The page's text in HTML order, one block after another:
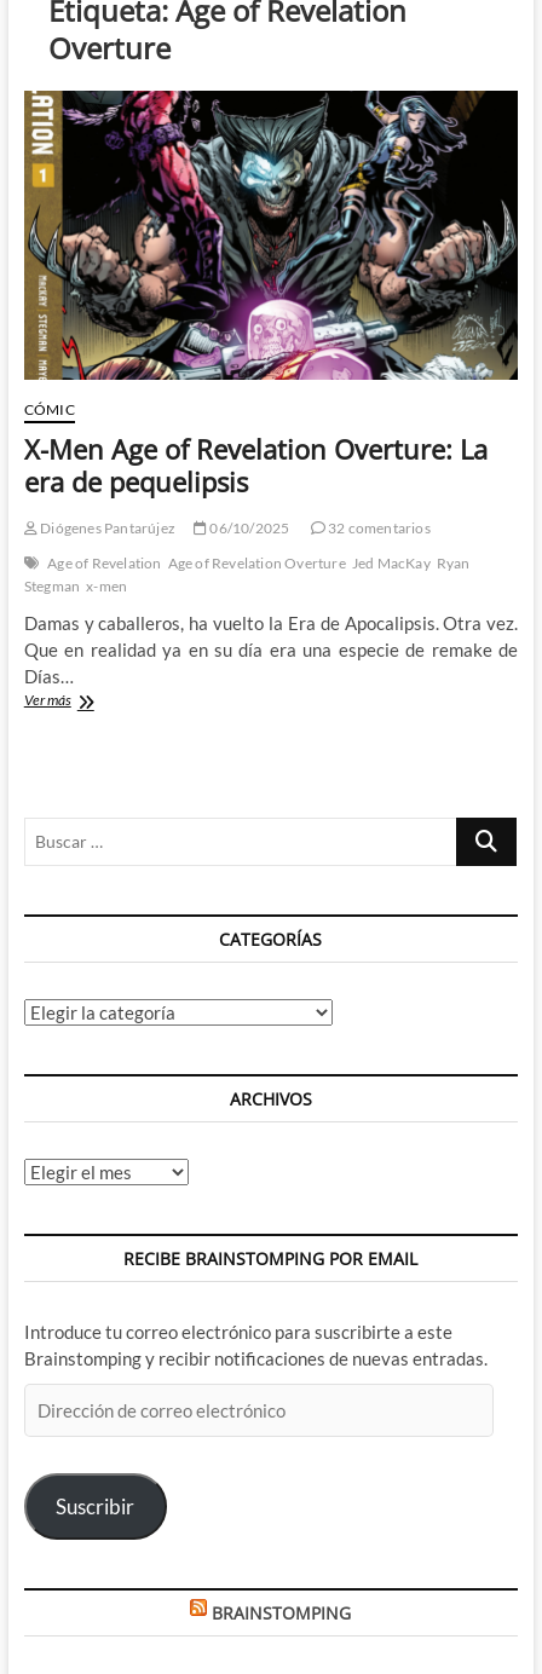
Etiqueta:Age of Revelation
Overture
CÓMIC
X-Men Age of Revelation Overture: La
era de pequelipsis
Diógenes Pantarújez 06/10/2025
32 comentarios
Age of Revelation Age of Revelation Overture Jed MacKay Ryan
Stegman x-men
Damas y caballeros, ha vuelto la Era de Apocalipsis. Otra vez.
Que en realidad ya en su día era una especie de remake de
Días…
Ver másX-
era
Buscar
CATEGORÍAS
Categorías
ARCHIVOS
Archivos
RECIBE BRAINSTOMPING POR EMAIL
Introduce tu correo electrónico para suscribirte a este
Brainstomping y recibir notificaciones de nuevas entradas.
de
electrónico
Suscribir
BRAINSTOMPING